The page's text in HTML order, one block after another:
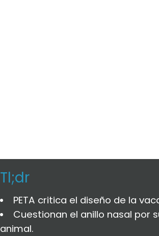
Tl;dr
PETA critica el diseño de la
Cuestionan el anillo nasal por
animal.